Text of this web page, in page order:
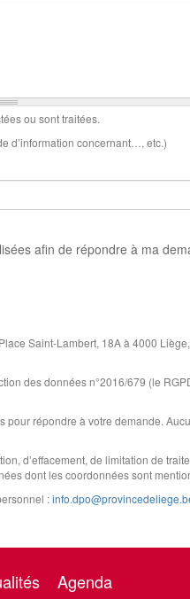
ou sont traitées.
d’information concernant…, etc.)
afin de répondre à ma
Saint-Lambert, 18A à 4000
des données n°2016/679 (le
répondre à votre demande.
d’effacement, de limitation de
dont les coordonnées sont
:
Agenda